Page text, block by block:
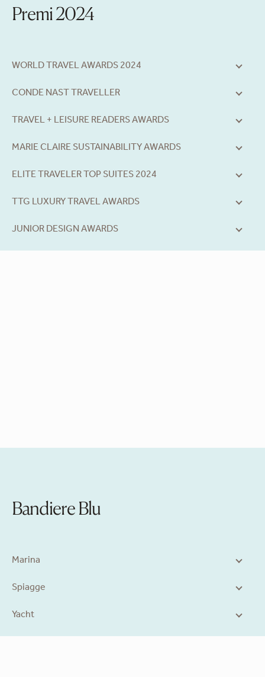
Premi 2024
WORLD TRAVEL AWARDS 2024
CONDE NAST TRAVELLER
TRAVEL + LEISURE READERS AWARDS
MARIE CLAIRE SUSTAINABILITY AWARDS
ELITE TRAVELER TOP SUITES 2024
TTG LUXURY TRAVEL AWARDS
JUNIOR DESIGN AWARDS
Bandiere Blu
Marina
Spiagge
Yacht